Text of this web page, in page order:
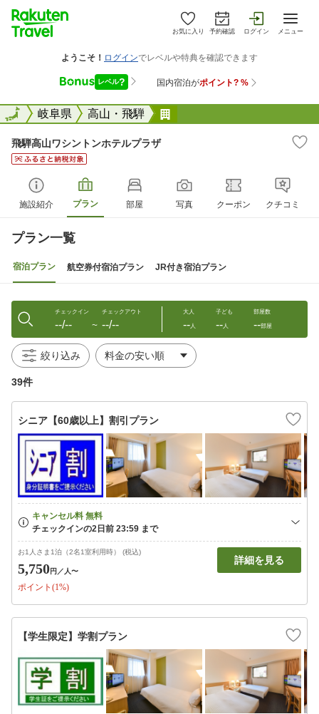
お気に入り 予約確認 ログイン メニュー
全国岐阜県 高山・飛騨
全国
飛騨高山ワシントンホテルプラザ
施設紹介 プラン 部屋 写真 クーポン クチコミ
プラン一覧
宿泊プラン 航空券付宿泊プラン JR付き宿泊プラン
チェックイン
--/-- 〜
チェックアウト
--/--
大人
--人
子ども
--人
部屋数
--部屋
絞り込み
39件
シニア【60歳以上】割引プラン
お1人さま1泊（2名1室利用時） (税込)
5,750円 ／人〜
ポイント(1%)
詳細を見る
【学生限定】学割プラン